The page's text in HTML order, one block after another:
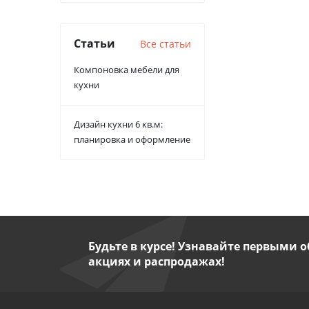
Статьи Все статьи
Компоновка мебели для
кухни
Дизайн кухни 6 кв.м:
планировка и оформление
Будьте в курсе! Узнавайте первыми
акциях и распродажах!